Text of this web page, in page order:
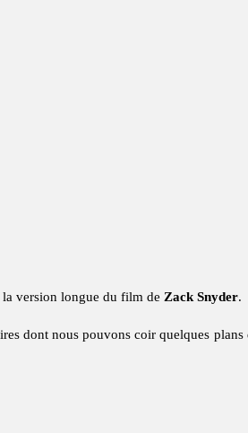
la version longue du film de Zack Snyder.
dont nous pouvons coir quelques